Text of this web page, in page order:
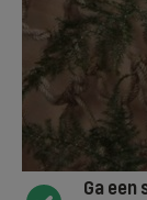
hoogte van
Ga